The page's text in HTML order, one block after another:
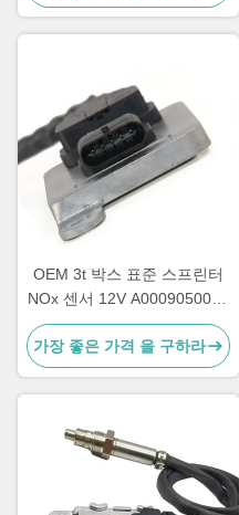
OEM 3t 박스 표준 스프린터
NOx 센서 12V A0009050008
5WK96681D
가장 좋은 가격 을 구하라